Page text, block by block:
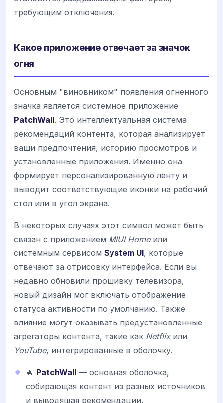
требующим отключения.
Какое приложение отвечает за значок
огня
Основным "виновником" появления огненного
значка является системное приложение
PatchWall. Это интеллектуальная система
рекомендаций контента, которая анализирует
ваши предпочтения, историю просмотров и
установленные приложения. Именно она
формирует персонализированную ленту и
выводит соответствующие иконки на рабочий
стол или в угол экрана.
В некоторых случаях этот символ может быть
связан с приложением MIUI Homeили
системным сервисом System UI, которые
отвечают за отрисовку интерфейса. Если вы
недавно обновили прошивку телевизора,
новый дизайн мог включать отображение
статуса активности по умолчанию. Также
влияние могут оказывать предустановленные
агрегаторы контента, такие как Netflixили
YouTube, интегрированные в оболочку.
🔥 PatchWall — основная оболочка,
собирающая контент из разных источников
и выводящая рекомендации.